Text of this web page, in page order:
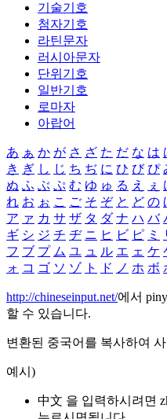
기술기호
첨자기호
라틴문자
러시아문자
단위기호
일반기호
로마자
아랍어
あ ぁ か が さ ざ た だ な は
き ぎ し じ ち ぢ に ひ び ぴ
ぬ ふ ぶ ぷ む ゆ ゅ る え ぇ
れ お ぉ こ ご そ ぞ と ど の
ア ァ カ サ ザ タ ダ ナ ハ バ
ギ シ ジ チ ヂ ニ ヒ ビ ピ ミ
フ ブ プ ム ユ ュ ル エ ェ ケ
ォ コ ゴ ソ ゾ ト ド ノ ホ ボ
http://chineseinput.net/에서
할 수 있습니다.
변환된 중국어를 복사하여
예시)
中文 을 입력하시려면